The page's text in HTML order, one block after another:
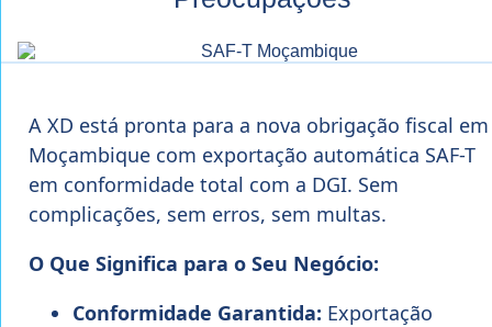
A XD está pronta para a nova obrigação fiscal em
Moçambique com exportação automática SAF-T
em conformidade total com a DGI. Sem
complicações, sem erros, sem multas.
O Que Significa para o Seu Negócio:
Conformidade Garantida: Exportação